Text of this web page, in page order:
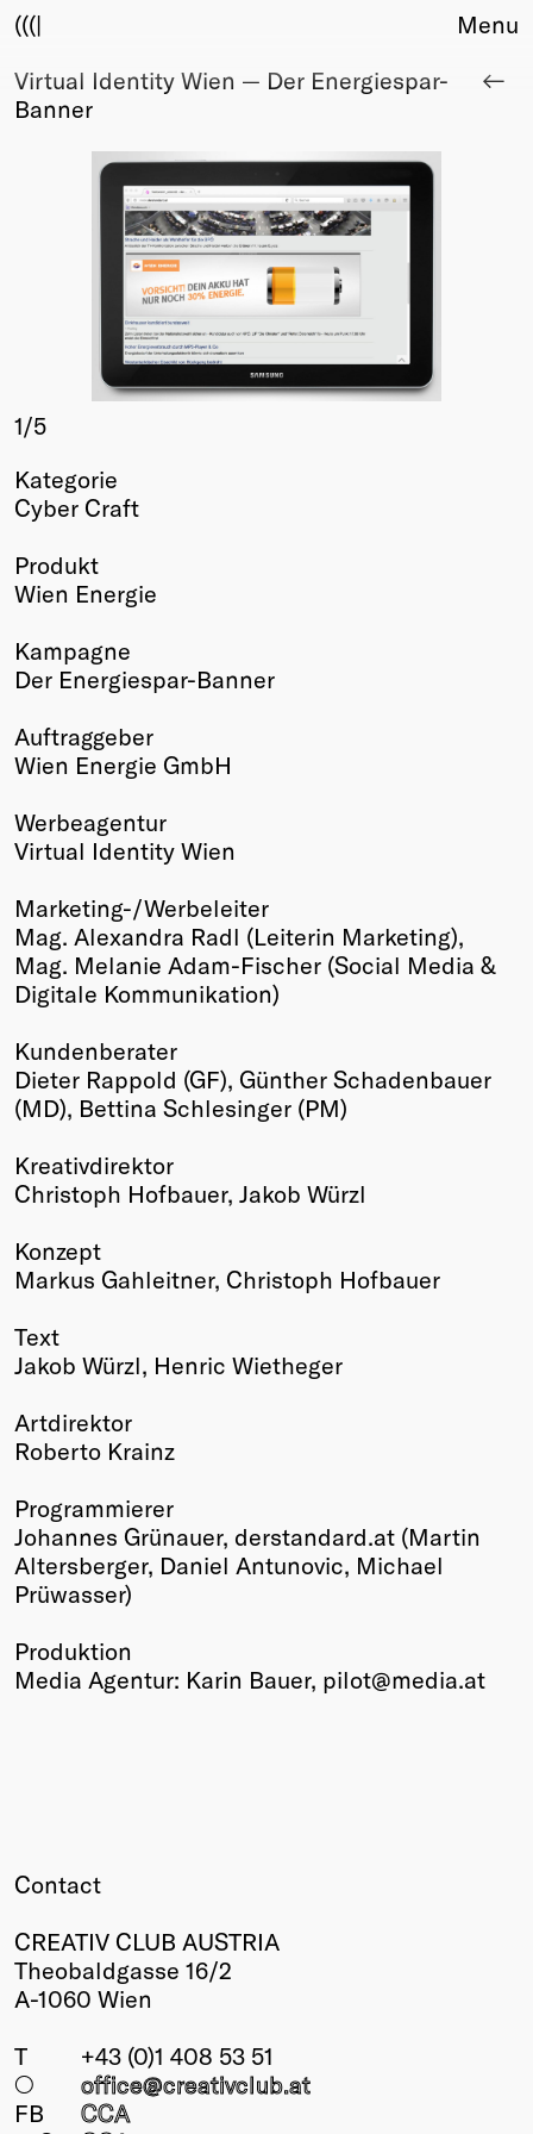
(((|
About
Club
Sponsors
Membership
Info
Young Creatives
Friends of Creativity
Winners
2026
Annual
Menu
Virtual Identity Wien — Der Energiespar-
Banner
1/5
Kategorie
Cyber Craft
Produkt
Wien Energie
Kampagne
Der Energiespar-Banner
Auftraggeber
Wien Energie GmbH
Werbeagentur
Virtual Identity Wien
Marketing-/Werbeleiter
Mag. Alexandra Radl (Leiterin Marketing),
Mag. Melanie Adam-Fischer (Social Media &
Digitale Kommunikation)
Kundenberater
Dieter Rappold (GF), Günther Schadenbauer
(MD), Bettina Schlesinger (PM)
Kreativdirektor
Christoph Hofbauer, Jakob Würzl
Konzept
Markus Gahleitner, Christoph Hofbauer
Text
Jakob Würzl, Henric Wietheger
Artdirektor
Roberto Krainz
Programmierer
Johannes Grünauer, derstandard.at (Martin
Altersberger, Daniel Antunovic, Michael
Prüwasser)
Produktion
Media Agentur: Karin Bauer, pilot@media.at
Contact
CREATIV CLUB AUSTRIA
Theobaldgasse 16/2
A-1060 Wien
T
+43 (0)1 408 53 51
○
office@creativclub.at
FB
CCA